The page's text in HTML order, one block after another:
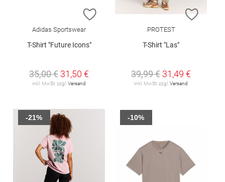
ZUR WUNSCHLISTE HINZUFÜGEN
Adidas Sportswear
T-Shirt "Future Icons"
35,00 € 31,50 €
inkl. MwSt. zzgl.Versand
ZUR
PROTEST
T-Shirt "Las"
39,99 € 31,49 €
inkl. MwSt. zzgl.Versand
-21% -10%